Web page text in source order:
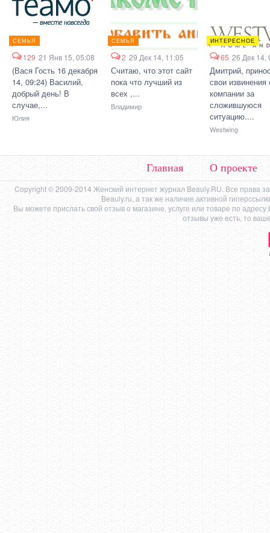
СЕМЬЯ
129 21 Янв 15, 05:08
(Вася Гость 16 декабря
14, 09:24) Василий,
добрый день! В
случае,...
Юлия
СЕМЬЯ
2 29 Дек 14, 11:05
Считаю, что этот сайт
пока что лучший из
всех ,...
Владимир
ИНТЕРЕСНОЕ
65 26 Дек 14,
Дмитрий,
свои извинения
компании за
сложившуюся
ситуацию....
Westwing
Главная О проекте
Copyright © 2009-2014 Женский интернет журнал Beauly.RU. Все права
Beauly.ru, а так же наличие активной
Вы можете прислать свой отзыв о магазине, услуге или товаре по адресу
отзывы уже есть, то